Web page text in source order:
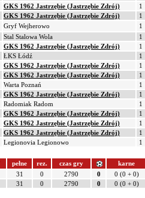
GKS 1962 Jastrzębie (Jastrzębie Zdrój) 1
GKS 1962 Jastrzębie (Jastrzębie Zdrój) 1
Gryf Wejherowo 1
Stal Stalowa Wola 1
GKS 1962 Jastrzębie (Jastrzębie Zdrój) 1
ŁKS Łódź 1
GKS 1962 Jastrzębie (Jastrzębie Zdrój) 1
GKS 1962 Jastrzębie (Jastrzębie Zdrój) 1
Warta Poznań 1
GKS 1962 Jastrzębie (Jastrzębie Zdrój) 1
Radomiak Radom 1
GKS 1962 Jastrzębie (Jastrzębie Zdrój) 1
GKS 1962 Jastrzębie (Jastrzębie Zdrój) 1
GKS 1962 Jastrzębie (Jastrzębie Zdrój) 1
Legionovia Legionowo 1
pełne rez. czas gry karne
31 0 2790 0 0 (0 + 0)
31 0 2790 0 0 (0 + 0)